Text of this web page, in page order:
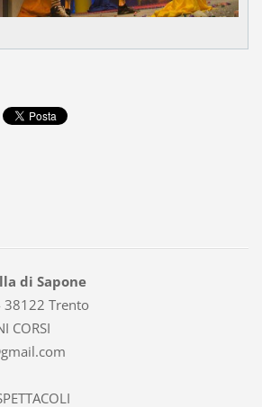
di Sapone
38122 Trento
CORSI
.com